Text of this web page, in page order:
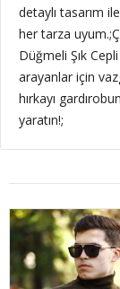
detaylı tasarım
her tarza
Düğmeli Şık
arayanlar için
hırkayı
yaratın!;